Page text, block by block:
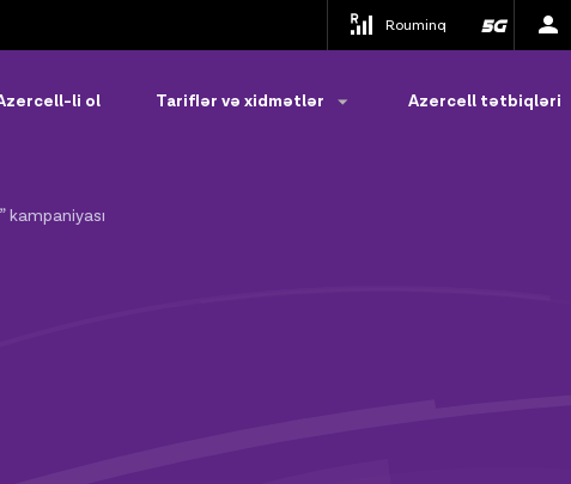
Rouminq
li ol Tariflər və xidmətlər Azercell tətbiqləri
kampaniyası